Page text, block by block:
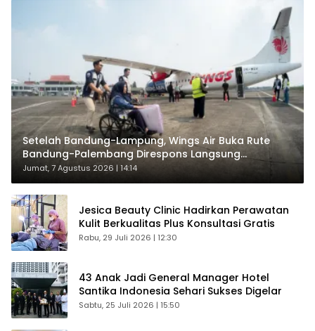
Setelah Bandung-Lampung, Wings Air Buka Rute
Bandung-Palembang Direspons Langsung
Penumpang
Jumat, 7 Agustus 2026 | 14:14
Jesica Beauty Clinic Hadirkan Perawatan
Kulit Berkualitas Plus Konsultasi Gratis
Rabu, 29 Juli 2026 | 12:30
43 Anak Jadi General Manager Hotel
Santika Indonesia Sehari Sukses Digelar
Sabtu, 25 Juli 2026 | 15:50